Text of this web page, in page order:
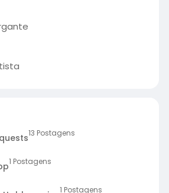
13 Postagens
1 Postagens
1 Postagens